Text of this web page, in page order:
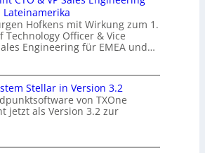
Lateinamerika
Hofkens mit Wirkung zum 1.
Technology Officer & Vice
Engineering für EMEA und…
Stellar in Version 3.2
von TXOne
jetzt als Version 3.2 zur